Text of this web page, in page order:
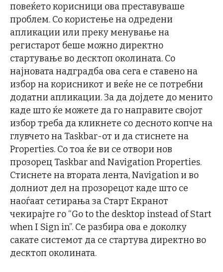
повеќето корисници ова преставуваше
проблем. Со користење на одредени
апликации или преку менување на
регистарот беше можно директно
стартување во десктоп околината. Со
најновата надградба ова сега е ставено на
избор на корисникот и веќе не се потребни
додатни апликации. За да дојдете до менито
каде што ќе можете да го направите својот
избор треба да кликнете со десното копче на
глувчето на Taskbar-от и да стиснете на
Properties. Со тоа ќе ви се отвори нов
прозорец Taskbar and Navigation Properties.
Стиснете на втората лента, Navigation и во
долниот дел на прозорецот каде што се
наоѓаат сетирања за Старт Екранот
чекирајте го “Go to the desktop instead of Start
when I Sign in”. Се разбира ова е доколку
сакате системот да се стартува директно во
десктоп околината.